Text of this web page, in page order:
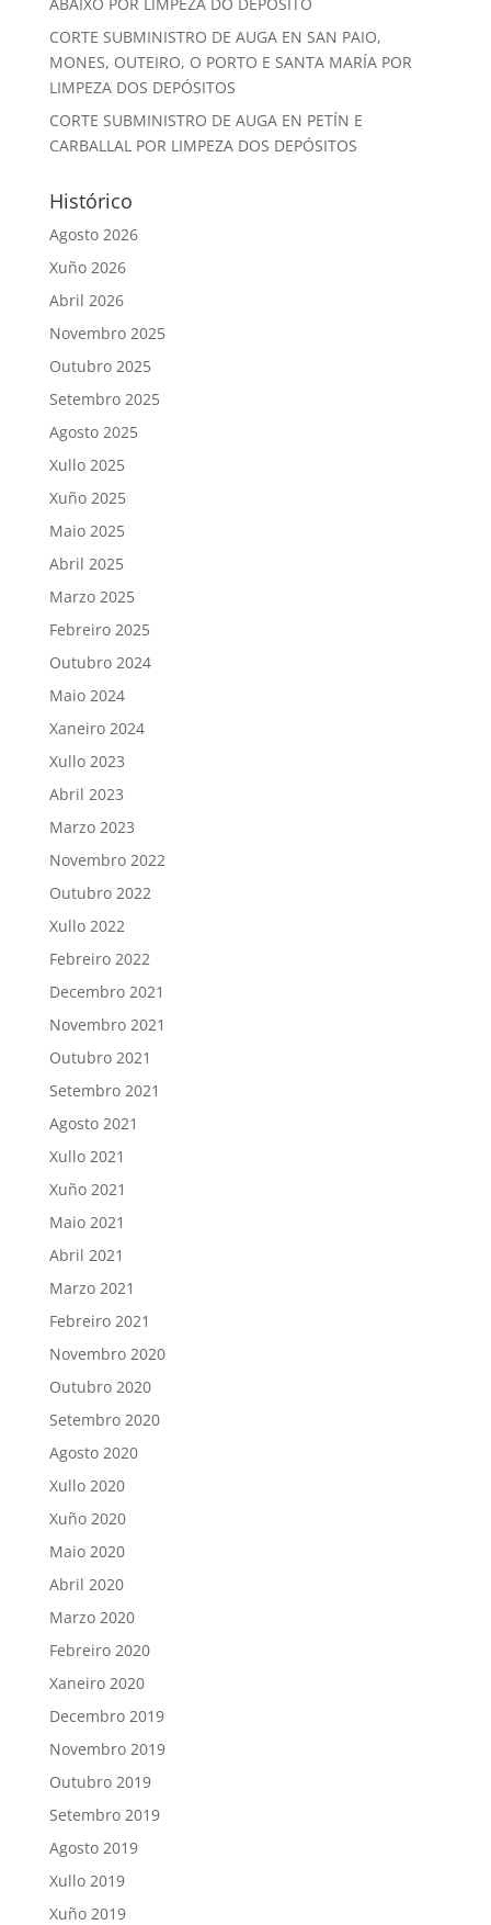
CORTE SUBMINISTRO DE AUGA EN SAN PAIO,
MONES, OUTEIRO, O PORTO E SANTA MARÍA POR
LIMPEZA DOS DEPÓSITOS
CORTE SUBMINISTRO DE AUGA EN PETÍN E
CARBALLAL POR LIMPEZA DOS DEPÓSITOS
Histórico
Agosto 2026
Xuño 2026
Abril 2026
Novembro 2025
Outubro 2025
Setembro 2025
Agosto 2025
Xullo 2025
Xuño 2025
Maio 2025
Abril 2025
Marzo 2025
Febreiro 2025
Outubro 2024
Maio 2024
Xaneiro 2024
Xullo 2023
Abril 2023
Marzo 2023
Novembro 2022
Outubro 2022
Xullo 2022
Febreiro 2022
Decembro 2021
Novembro 2021
Outubro 2021
Setembro 2021
Agosto 2021
Xullo 2021
Xuño 2021
Maio 2021
Abril 2021
Marzo 2021
Febreiro 2021
Novembro 2020
Outubro 2020
Setembro 2020
Agosto 2020
Xullo 2020
Xuño 2020
Maio 2020
Abril 2020
Marzo 2020
Febreiro 2020
Xaneiro 2020
Decembro 2019
Novembro 2019
Outubro 2019
Setembro 2019
Agosto 2019
Xullo 2019
Xuño 2019